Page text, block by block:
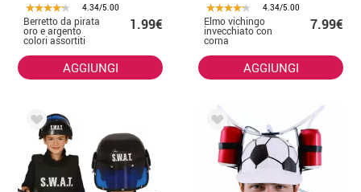
4.34/5.00
Berretto da pirata
oro e argento
colori assortiti
1.99€
AGGIUNGI
4.34/5.00
Elmo vichingo
invecchiato con
corna
7.99€
AGGIUNGI